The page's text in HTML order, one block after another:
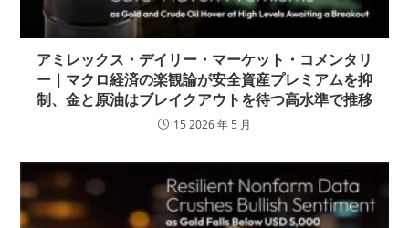
アミレックス・デイリー・マーケット・コメンタリ
ー｜マクロ経済の楽観論が安全資産プレミアムを抑
制、金と原油はブレイクアウトを待つ高水準で推移
15 2026 年 5 月